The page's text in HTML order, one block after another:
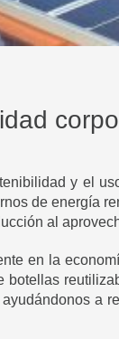
y el
de energía
al
en la
a